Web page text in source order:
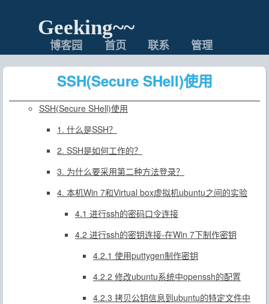
Geeking~~
博客园 首页 联系 管理
SSH(Secure SHell)使用
SSH(Secure SHell)使用
1. 什么是SSH？
2. SSH是如何工作的？
3. 为什么要采用第二种方法登录？
4. 本机Win 7和Virtual box虚拟机ubuntu之间的实验
4.1 进行ssh的密码口令连接
4.2 进行ssh的密钥连接-在Win 7下制作密钥
4.2.1 使用puttygen制作密钥
4.2.2 修改ubuntu系统中openssh的配置
4.2.3 拷贝公钥信息到ubuntu的特定文件中